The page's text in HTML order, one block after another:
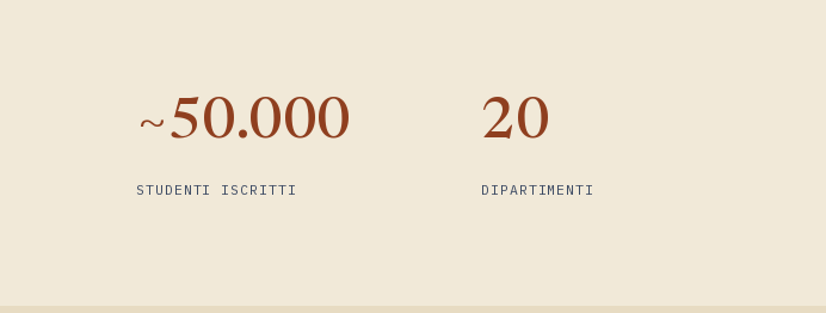
~50.000
STUDENTI ISCRITTI
20
DIPARTIMENTI